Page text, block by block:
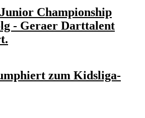
Championship
- Geraer Darttalent
zum Kidsliga-